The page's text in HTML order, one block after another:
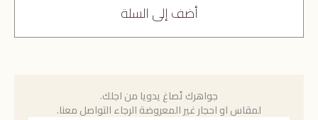
أضف إلى السلة
جواهرك تُصاغ يدويا من اجلك.
لمقاس او احجار غير المعروضة الرجاء التواصل معنا.